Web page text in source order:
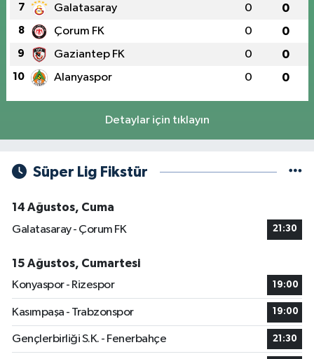
7 Galatasaray 0 0
8 Çorum FK 0 0
9 Gaziantep FK 0 0
10 Alanyaspor 0 0
Detaylar için tıklayın
Süper Lig Fikstür
14 Ağustos, Cuma
Galatasaray - Çorum FK
21:30
15 Ağustos, Cumartesi
Konyaspor - Rizespor
19:00
Kasımpaşa - Trabzonspor 19:00
Gençlerbirliği S.K. - Fenerbahçe 21:30